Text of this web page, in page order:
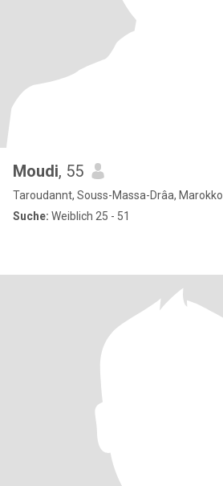
Moudi, 55
Taroudannt, Souss-Massa-Drâa, Marokko
Suche: Weiblich 25 - 51